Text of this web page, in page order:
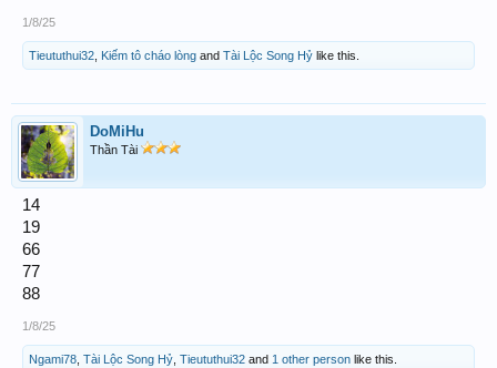
1/8/25
Tieututhui32 Kiếm tô cháo lòng and Tài Lộc Song Hỷ like this.
DoMiHu
Thần Tài
14
19
66
77
88
1/8/25
Ngami78 Tài Lộc Song Hỷ Tieututhui32 and 1 other person like this.